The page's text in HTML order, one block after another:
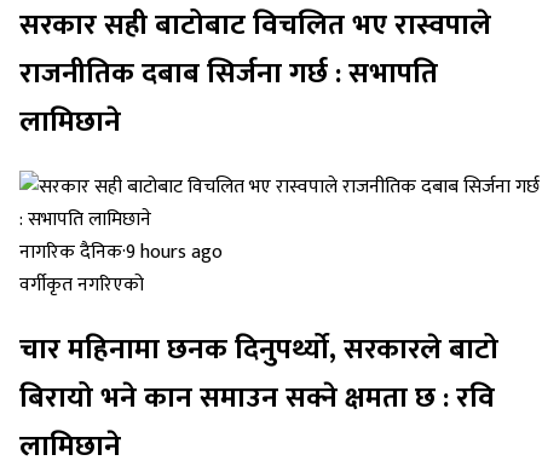
सरकार सही बाटोबाट विचलित भए रास्वपाले
राजनीतिक दबाब सिर्जना गर्छ : सभापति
लामिछाने
नागरिक दैनिक·9 hours ago
वर्गीकृत नगरिएको
चार महिनामा छनक दिनुपर्थ्यो, सरकारले बाटो
बिरायो भने कान समाउन सक्ने क्षमता छ : रवि
लामिछाने